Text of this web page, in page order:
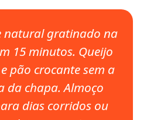
natural gratinado na
15 minutos. Queijo
pão crocante sem a
da chapa. Almoço
dias corridos ou